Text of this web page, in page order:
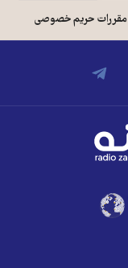
مقررات حریم خصوصی